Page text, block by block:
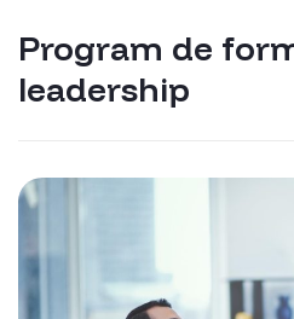
Program de
leadership